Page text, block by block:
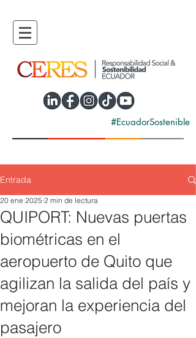
#EcuadorSostenible
Entrada
QUIPORT: Nuevas puertas
biométricas en el
aeropuerto de Quito que
agilizan la salida del país y
mejoran la experiencia del
pasajero
20 ene 2025 2 min de lectura